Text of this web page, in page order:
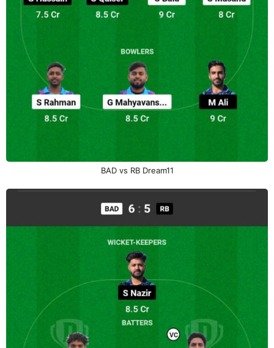
BAD vs RB Dream11